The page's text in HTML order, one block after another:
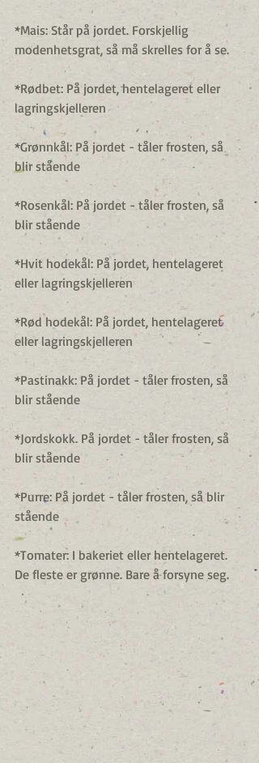
*Mais: Står på jordet. Forskjellig
modenhetsgrat, så må skrelles for å se.
*Rødbet: På jordet, hentelageret eller
lagringskjelleren
*Grønnkål: På jordet - tåler frosten, så
blir stående
*Rosenkål: På jordet - tåler frosten, så
blir stående
*Hvit hodekål: På jordet, hentelageret
eller lagringskjelleren
*Rød hodekål: På jordet, hentelageret
eller lagringskjelleren
*Pastinakk: På jordet - tåler frosten, så
blir stående
*Jordskokk. På jordet - tåler frosten, så
blir stående
*Purre: På jordet - tåler frosten, så blir
stående
*Tomater: I bakeriet eller hentelageret.
De fleste er grønne. Bare å forsyne seg.